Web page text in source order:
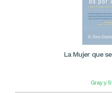
La Mujer que
Gray y